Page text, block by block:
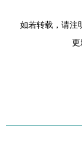
如若转载，请注
更